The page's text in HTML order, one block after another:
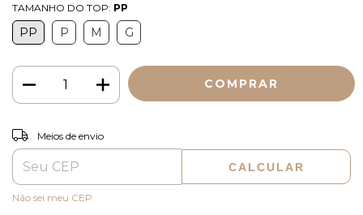
TAMANHO DO TOP: PP
PP P M G
Entregas para o CEP:
Meios de envio
CALCULAR
Não sei meu CEP